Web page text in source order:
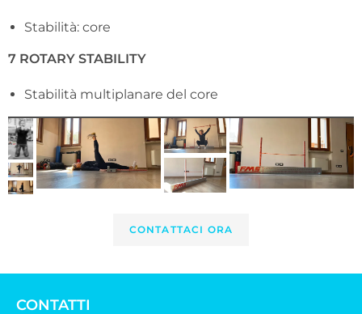
Stabilità: core
7 ROTARY STABILITY
Stabilità multiplanare del core
CONTATTACI ORA
CONTATTI